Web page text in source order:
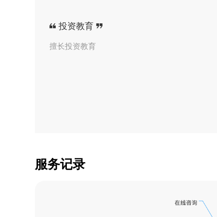
投资教育
擅长投资教育
服务记录